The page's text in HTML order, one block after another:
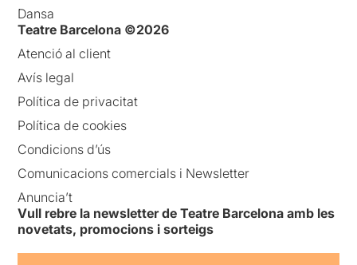
Dansa
Teatre Barcelona ©2026
Atenció al client
Avís legal
Política de privacitat
Política de cookies
Condicions d’ús
Comunicacions comercials i Newsletter
Anuncia’t
Vull rebre la newsletter de Teatre Barcelona amb les
novetats, promocions i sorteigs